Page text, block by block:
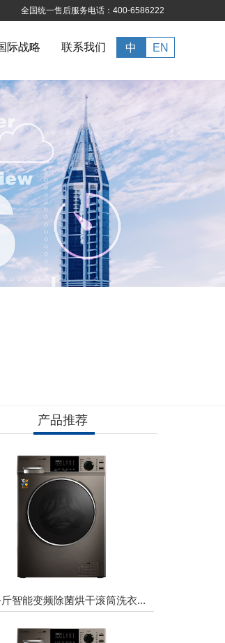
全国统一售后服务电话：400-6586222
际战略 联系我们 中 EN
产品推荐
斤智能变频除菌烘干滚筒洗衣...